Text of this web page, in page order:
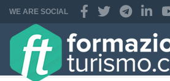
WE ARE SOCIAL